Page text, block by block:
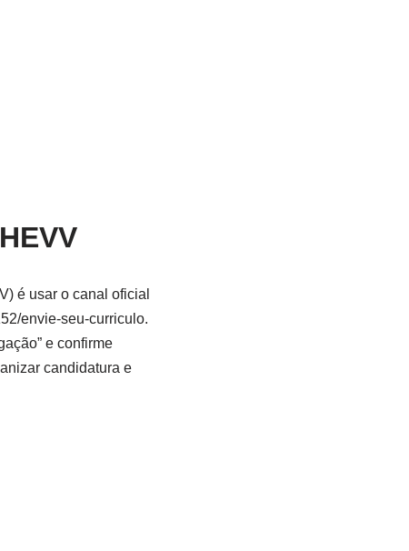
é usar o canal oficial
envie-seu-curriculo.
e confirme
candidatura e